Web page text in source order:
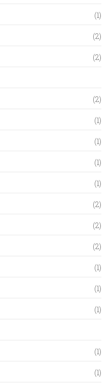
(1)
(2)
(2)
(2)
(1)
(1)
(1)
(1)
(2)
(2)
(2)
(1)
(1)
(1)
(1)
(1)